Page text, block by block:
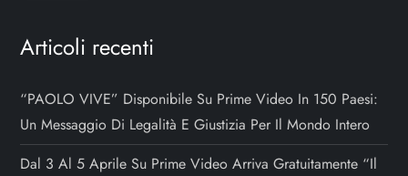
o
l
i
Articoli recenti
“PAOLO VIVE” Disponibile Su Prime Video In 150 Paesi:
Un Messaggio Di Legalità E Giustizia Per Il Mondo Intero
Dal 3 Al 5 Aprile Su Prime Video Arriva Gratuitamente “Il